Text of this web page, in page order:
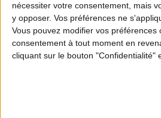
nécessiter votre consentement, mais
y opposer. Vos préférences ne
Vous pouvez modifier vos préférences
consentement à tout moment en
cliquant sur le bouton "Confidentialité"